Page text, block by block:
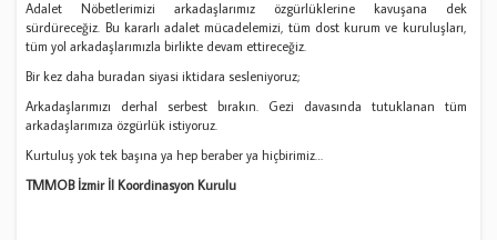
Adalet Nöbetlerimizi arkadaşlarımız özgürlüklerine kavuşana dek
sürdüreceğiz. Bu kararlı adalet mücadelemizi, tüm dost kurum ve kuruluşları,
tüm yol arkadaşlarımızla birlikte devam ettireceğiz.
Bir kez daha buradan siyasi iktidara sesleniyoruz;
Arkadaşlarımızı derhal serbest bırakın. Gezi davasında tutuklanan tüm
arkadaşlarımıza özgürlük istiyoruz.
Kurtuluş yok tek başına ya hep beraber ya hiçbirimiz…
TMMOB İzmir İl Koordinasyon Kurulu